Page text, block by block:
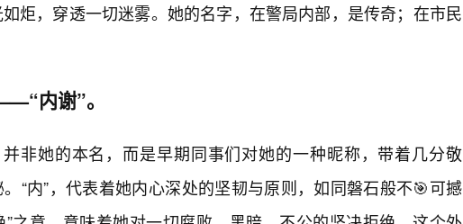
炬，穿透一切迷雾。她的名字，在警局内部，是传奇；在市民
内谢”。
并非她的本名，而是早期同事们对她的一种昵称，带着几分敬
“内”，代表着她内心深处的坚韧与原则，如同磐石般不🎯可撼